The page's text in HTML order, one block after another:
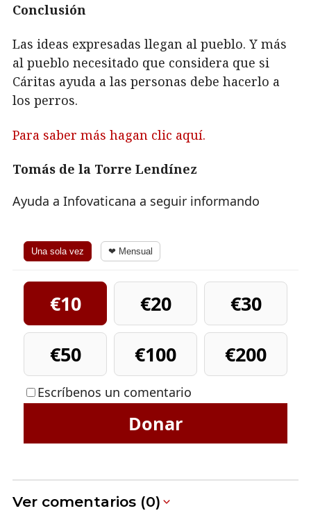
Conclusión
Las ideas expresadas llegan al pueblo. Y más
al pueblo necesitado que considera que si
Cáritas ayuda a las personas debe hacerlo a
los perros.
Para saber más hagan clic aquí.
Tomás de la Torre Lendínez
Ayuda a Infovaticana a seguir informando
Una sola vez ❤ Mensual
€10 €20
€30
€50
€100 €200
Escríbenos un comentario
Donar
Ver comentarios (0)